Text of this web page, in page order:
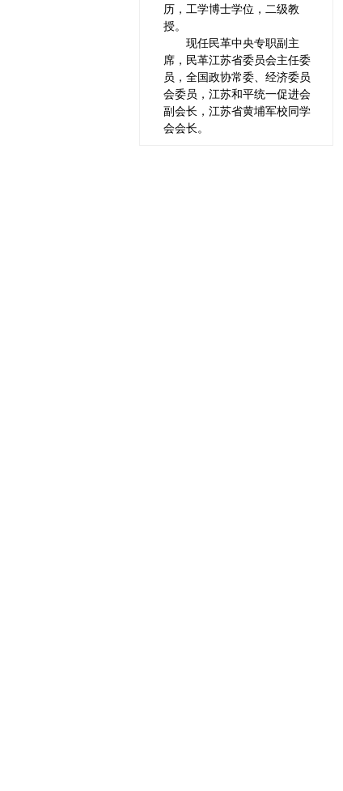
历，工学博士学位，二级教
授。
现任民革中央专职副主
席，民革江苏省委员会主任委
员，全国政协常委、经济委员
会委员，江苏和平统一促进会
副会长，江苏省黄埔军校同学
会会长。